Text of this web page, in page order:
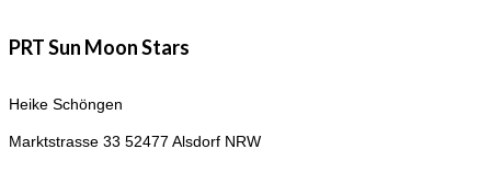
PRT Sun Moon Stars
Heike Schöngen
Marktstrasse 33 52477 Alsdorf NRW